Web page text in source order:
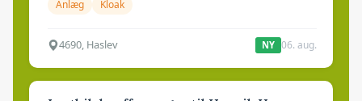
Anlæg Kloak
4690, Haslev NY 06. aug.